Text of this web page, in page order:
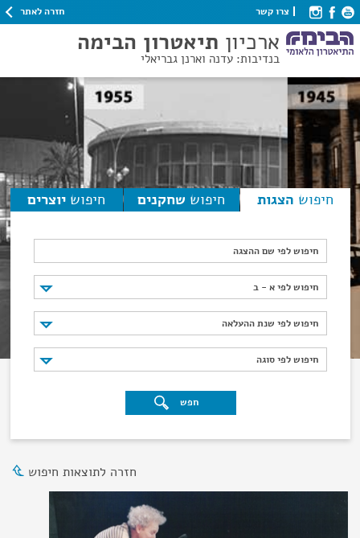
צרו קשר חזרה לאתר
ארכיון תיאטרון הבימה
בנדיבות: עדנה וארנן גבריאלי
חיפוש הצגות חיפוש שחקנים חיפוש יוצרים
חיפוש לפי שם ההצגה
חיפוש לפי א - ב
חיפוש לפי א - ב
חיפוש לפי שנת ההעלאה
חיפוש לפי שנת ההעלאה
חיפוש לפי סוגה
חיפוש לפי סוגה
חפש
חזרה לתוצאות חיפוש